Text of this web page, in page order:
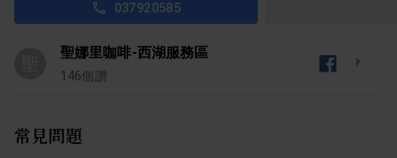
037920585
聖娜里咖啡-西湖服務區
146個讚
常見問題